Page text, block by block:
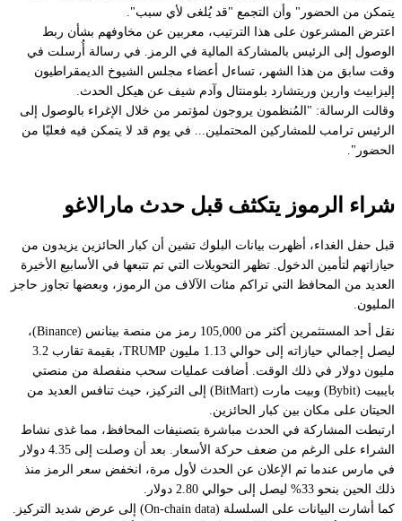
يتمكن من الحضور" وأن التجمع "قد يُلغى لأي سبب".
اعترض المشرعون على هذا الترتيب، معربين عن مخاوفهم بشأن ربط
الوصول إلى الرئيس بالمشاركة المالية في الرمز. في رسالة أُرسلت في
وقت سابق من هذا الشهر، تساءل أعضاء مجلس الشيوخ الديمقراطيون
إليزابيث وارين وريتشارد بلومنتال وآدم شيف عن هيكل الحدث.
وقالت الرسالة: "المُنظمون يروجون لمؤتمر من خلال الإغراء بالوصول إلى
الرئيس ترامب للمشاركين المحتملين... في يوم قد لا يتمكن فيه فعليًا من
الحضور".
شراء الرموز يتكثف قبل حدث مارالاغو
قبل حفل الغداء، أظهرت بيانات البلوك تشين أن كبار الحائزين يزيدون من
حيازاتهم لتأمين الدخول. تظهر التحويلات التي تم تتبعها في الأسابيع الأخيرة
العديد من المحافظ التي تراكم مئات الآلاف من الرموز، وبعضها تجاوز حاجز
المليون.
نقل أحد المستثمرين أكثر من 105,000 رمز من منصة بينانس (Binance)،
ليصل إجمالي حيازاته إلى حوالي 1.13 مليون TRUMP، بقيمة تقارب 3.2
مليون دولار في ذلك الوقت. أضافت عمليات سحب منفصلة من منصتي
بايبيت (Bybit) وبيت مارت (BitMart) إلى التركيز، حيث تنافس العديد من
الحيتان على مكان بين كبار الحائزين.
ارتبطت المشاركة في الحدث مباشرة بتصنيفات المحافظ، مما غذى نشاط
الشراء على الرغم من ضعف حركة الأسعار. بعد أن وصلت إلى 4.35 دولار
في مارس عندما تم الإعلان عن الحدث لأول مرة، انخفض سعر الرمز منذ
ذلك الحين بنحو 33% ليصل إلى حوالي 2.80 دولار.
كما أشارت البيانات على السلسلة (On-chain data) إلى عرض شديد التركيز.